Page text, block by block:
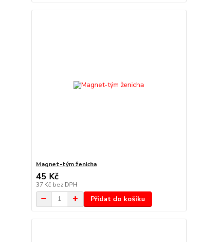
Magnet-tým ženicha
45 Kč
37 Kč bez DPH
Přidat do košíku